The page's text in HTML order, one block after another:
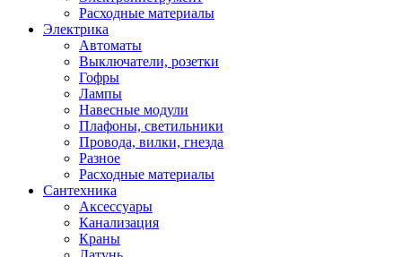
Расходные материалы
Электрика
Автоматы
Выключатели, розетки
Гофры
Лампы
Навесные модули
Плафоны, светильники
Провода, вилки, гнезда
Разное
Расходные материалы
Сантехника
Аксессуары
Канализация
Краны